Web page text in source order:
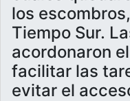
los
Tiempo Sur.
acordonaron
facilitar las
evitar el